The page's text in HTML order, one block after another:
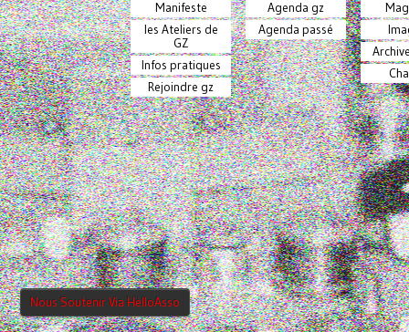
Manifeste
les Ateliers de
GZ
Infos pratiques
Rejoindre gz
Agenda gz
Agenda passé
Nous Soutenir Via HelloAsso